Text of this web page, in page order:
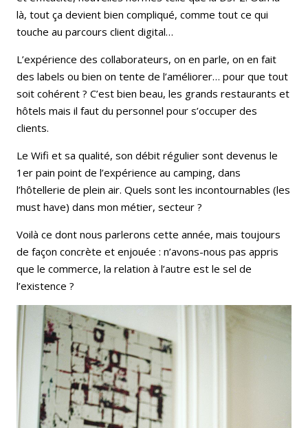
là, tout ça devient bien compliqué, comme tout ce qui
touche au parcours client digital…
L’expérience des collaborateurs, on en parle, on en fait
des labels ou bien on tente de l’améliorer… pour que tout
soit cohérent ? C’est bien beau, les grands restaurants et
hôtels mais il faut du personnel pour s’occuper des
clients.
Le Wifi et sa qualité, son débit régulier sont devenus le
1er pain point de l’expérience au camping, dans
l’hôtellerie de plein air. Quels sont les incontournables (les
must have) dans mon métier, secteur ?
Voilà ce dont nous parlerons cette année, mais toujours
de façon concrète et enjouée : n’avons-nous pas appris
que le commerce, la relation à l’autre est le sel de
l’existence ?